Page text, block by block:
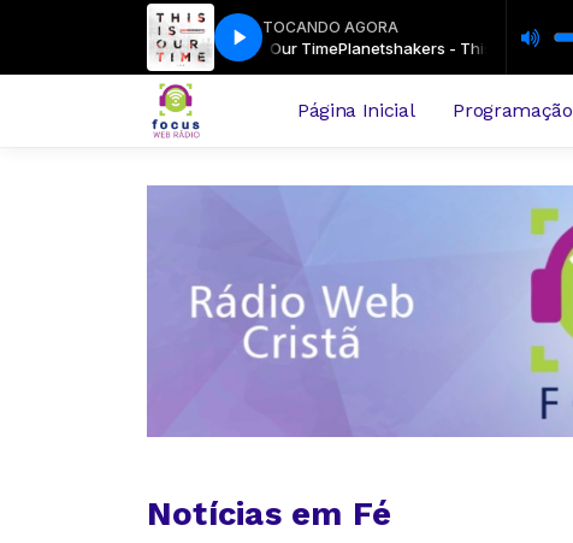
TOCANDO AGORA
Planetshakers - This Is Our TimePlanetshakers - This Is Our Time
Página Inicial Programação
Notícias em Fé